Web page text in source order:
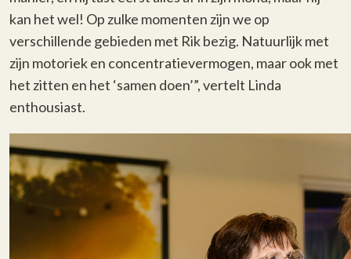
kan het wel! Op zulke momenten zijn we op
verschillende gebieden met Rik bezig. Natuurlijk met
zijn motoriek en concentratievermogen, maar ook met
het zitten en het ‘samen doen’”, vertelt Linda
enthousiast.